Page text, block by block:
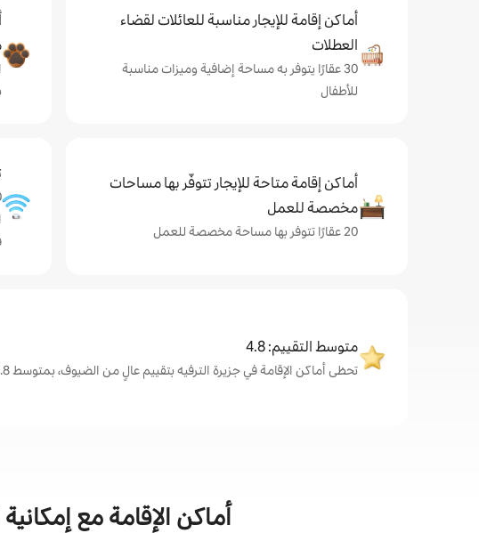
أماكن إقامة للإيجار مناسبة للعائلات لقضاء
العطلات
30 عقارًا يتوفر به مساحة إضافية وميزات مناسبة
للأطفال
أماكن إقامة متاحة للإيجار تتوفّر بها مساحات
مخصصة للعمل
20 عقارًا تتوفر بها مساحة مخصصة للعمل
متوسط التقييم: 4.8
تحظى أماكن الإقامة في جزيرة الترفيه بتقييم عالٍ من الضيوف، بمتوسط 4.8 من 5.
أماكن الإقامة مع